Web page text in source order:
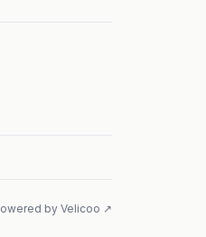
by Velicoo ↗